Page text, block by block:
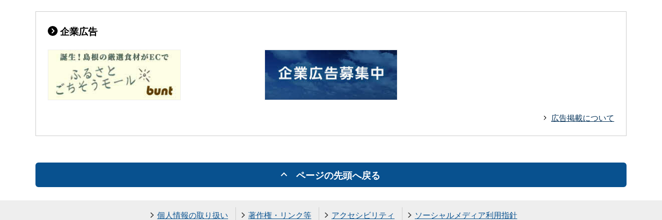
企業広告
広告掲載について
ページの先頭へ戻る
個人情報の取り扱い 著作権・リンク等 アクセシビリティ ソーシャルメディア利用指針